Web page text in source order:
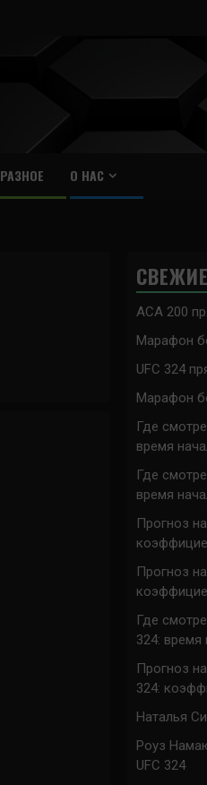
РАЗНОЕ О НАС
ACA 200
Марафон
UFC 324
Марафон
Где
время
Где
время
Прогноз
Прогноз
Где
324: время
Прогноз
324:
Наталья
Роуз
UFC 324